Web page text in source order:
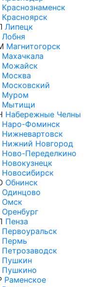
Краснознаменск
Красноярск
Липецк
Лобня
Магнитогорск
Махачкала
Можайск
Москва
Московский
Муром
Мытищи
Набережные Челны
Наро-Фоминск
Нижневартовск
Нижний Новгород
Ново-Переделкино
Новокузнецк
Новосибирск
Обнинск
Одинцово
Омск
Оренбург
Пенза
Первоуральск
Пермь
Петрозаводск
Пушкин
Пушкино
Раменское